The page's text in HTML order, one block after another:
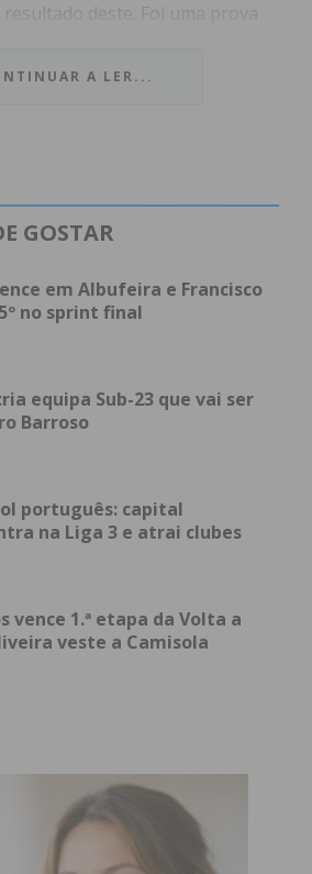
resultado deste. Foi uma prova
pois não tínhamos os
no segundo turno de condução
corrida, e depois foi outro dos
que cortou a linha de
a bandeirada final. O carro
por precaução, trocar de
a andar. Por isso estou
ao Cristiano Loureiro e
está à vista, e se tudo de
o ano cá estarei de novo”,
a newsletter do
newsletter por e-mail e
forma regular a informação
atualizada.
A LER...
GOSTAR
em Albufeira e Francisco
no sprint final
equipa Sub-23 que vai ser
Barroso
português: capital
na Liga 3 e atrai clubes
vence 1.ª etapa da Volta a
veste a Camisola